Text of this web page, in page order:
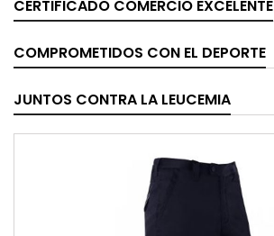
CERTIFICADO COMERCIO EXCELENTE
COMPROMETIDOS CON EL DEPORTE
JUNTOS CONTRA LA LEUCEMIA